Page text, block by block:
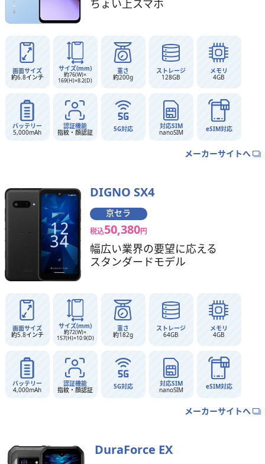
ちょい上スマホ
画面サイズ
約6.8インチ
サイズ(mm)
約76(W)×
169(H)×8.2(D)
重さ
約200g
ストレージ
128GB
メモリ
4GB
バッテリー
5,000mAh
認証機能
指紋・顔認証 5G対応 対応SIM
nanoSIM eSIM対応
メーカーサイトへ
DIGNO SX4
京セラ
税込50,380円
幅広い業界の要望に応える
スタンダードモデル
画面サイズ
約5.8インチ
サイズ(mm)
約72(W)×
157(H)×10.9(D)
重さ
約182g
ストレージ
64GB
メモリ
4GB
バッテリー
4,000mAh
認証機能
指紋・顔認証 5G対応 対応SIM
nanoSIM eSIM対応
メーカーサイトへ
DuraForce EX